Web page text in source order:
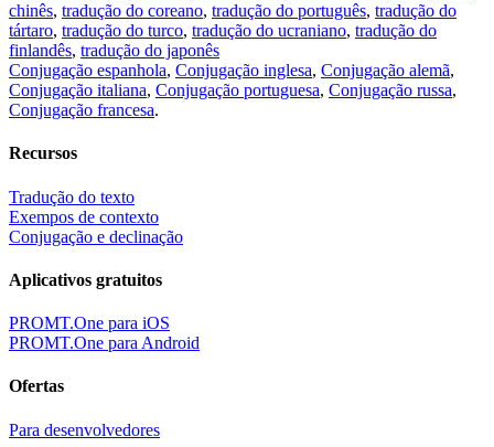
chinês, tradução do coreano, tradução do português, tradução do
tártaro, tradução do turco, tradução do ucraniano, tradução do
finlandês, tradução do japonês
Conjugação espanhola, Conjugação inglesa, Conjugação alemã,
Conjugação italiana, Conjugação portuguesa, Conjugação russa,
Conjugação francesa.
Recursos
Tradução do texto
Exempos de contexto
Conjugação e declinação
Aplicativos gratuitos
PROMT.One para iOS
PROMT.One para Android
Ofertas
Para desenvolvedores